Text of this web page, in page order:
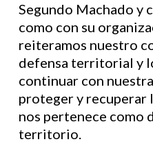
Segundo Machado y
como con su
reiteramos nuestro
defensa territorial y
continuar con
proteger y recuperar
nos pertenece como
territorio.